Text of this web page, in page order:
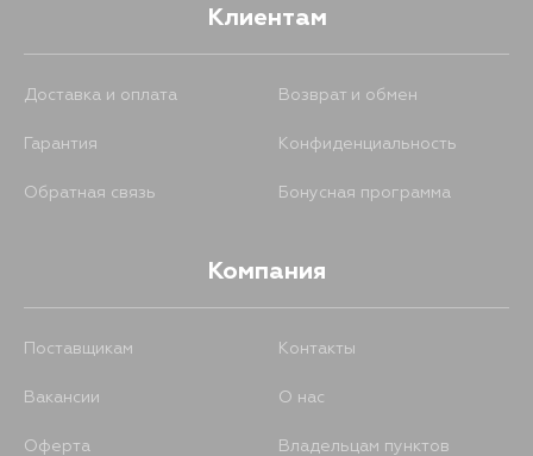
Клиентам
Доставка и оплата Возврат и обмен
Гарантия Конфиденциальность
Обратная связь Бонусная программа
Компания
Поставщикам Контакты
Вакансии О нас
Оферта
Владельцам пунктов